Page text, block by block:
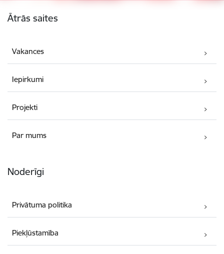
Ātrās saites
Vakances
Iepirkumi
Projekti
Par mums
Noderīgi
Privātuma politika
Piekļūstamība